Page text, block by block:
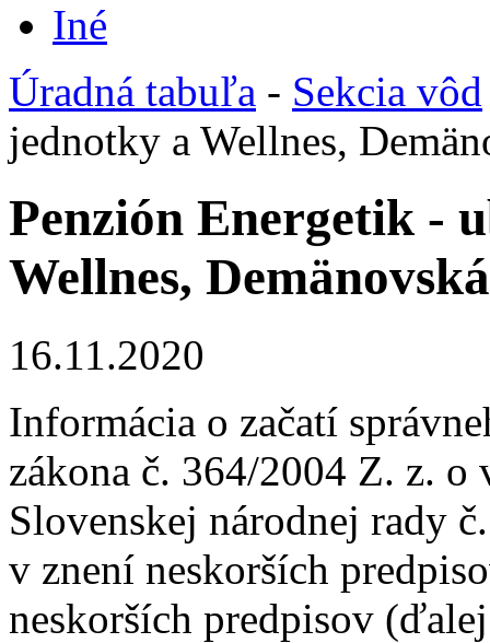
Iné
Úradná tabuľa - Sekcia vôd
jednotky a Wellnes,
Penzión Energetik -
Wellnes,
16.11.2020
Informácia o začatí
zákona č. 364/2004 Z. z. o
Slovenskej národnej rady
v znení neskorších
neskorších predpisov